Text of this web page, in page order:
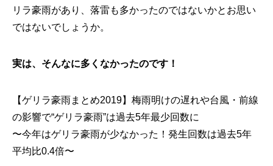
リラ豪雨があり、落雷も多かったのではないかとお思い
ではないでしょうか。
実は、そんなに多くなかったのです！
【ゲリラ豪雨まとめ2019】梅雨明けの遅れや台風・前線
の影響で“ゲリラ豪雨”は過去5年最少回数に
〜今年はゲリラ豪雨が少なかった！発生回数は過去5年
平均比0.4倍〜